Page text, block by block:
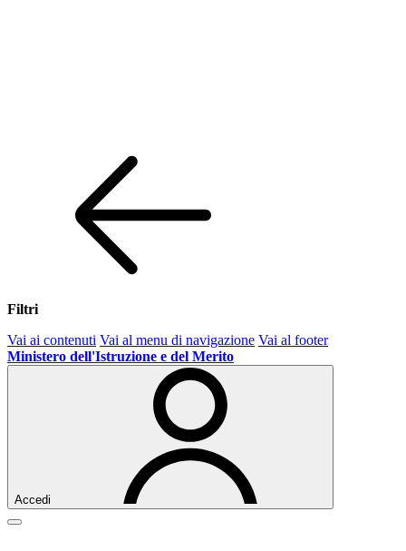
Filtri
Vai ai contenuti Vai al menu di navigazione Vai al footer
Ministero dell'Istruzione e del Merito
Accedi